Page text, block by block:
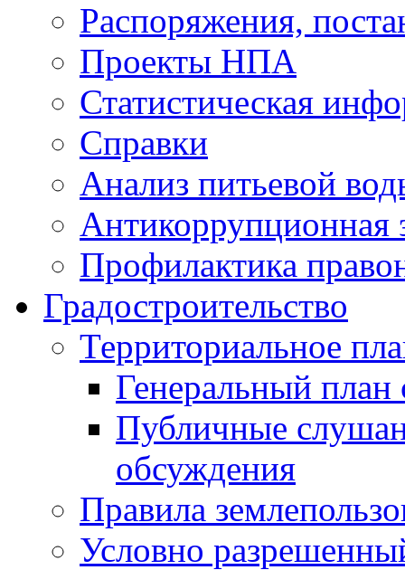
Распоряжения,
Проекты НПА
Статистическая
Справки
Анализ питьевой
Антикоррупционная
Профилактика
Градостроительство
Территориальное
Генеральный план
Публичные
обсуждения
Правила
Условно